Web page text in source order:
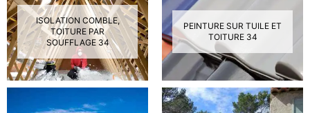
ISOLATION COMBLE,
TOITURE PAR
SOUFFLAGE 34
PEINTURE SUR TUILE ET
TOITURE 34